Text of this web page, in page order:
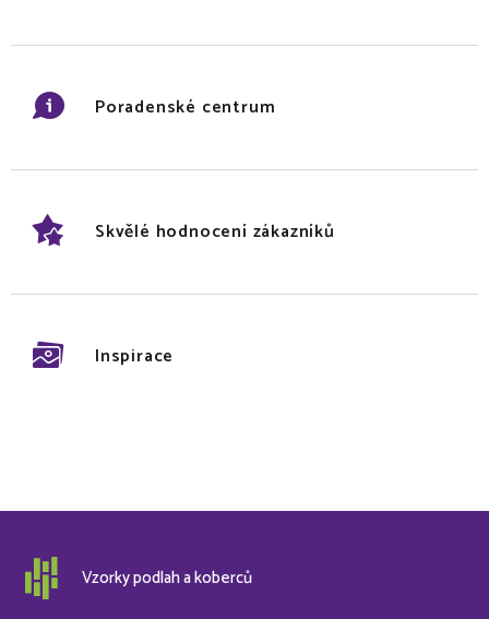
Poradenské centrum
Skvělé hodnocení zákazníků
Inspirace
Vzorky podlah a koberců